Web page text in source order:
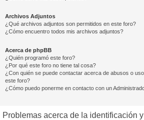
Archivos Adjuntos
¿Qué archivos adjuntos son permitidos en este foro?
¿Cómo encuentro todos mis archivos adjuntos?
Acerca de phpBB
¿Quién programó este foro?
¿Por qué este foro no tiene tal cosa?
¿Con quién se puede contactar acerca de abusos o
este foro?
¿Cómo puedo ponerme en contacto con un
Problemas acerca de la identificación